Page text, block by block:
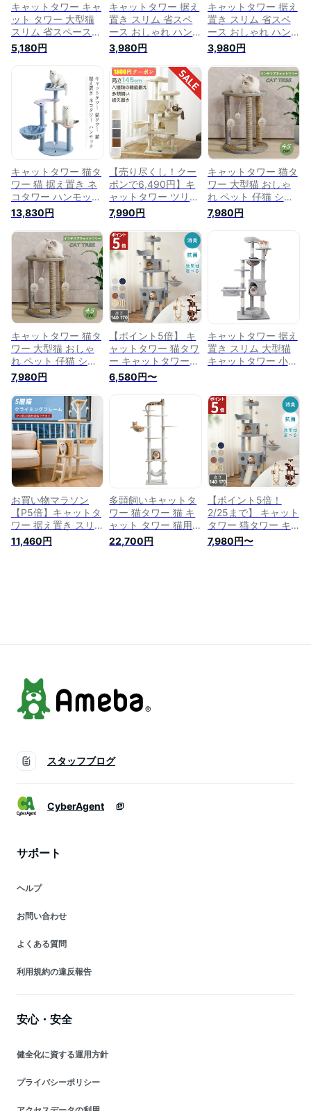
キャットタワー キャ
ット タワー 大型猫
スリム 省スペース
据え置き 猫タワー
キャットハウス 麻紐
猫 猫用品 爪とぎ 多
頭飼い 頑丈 キャッ
トタワースリム おし
ゃれ 爪研ぎ 運動不
5,180円
キャットタワー 据え
置き スリム 省スペ
ース おしゃれ ハン
モック付 高さ135cm
猫タワー キャットハ
ウス 爪とぎ 運動不
足 ストレス解消 猫
用品 ペット用品 頑
丈 安定 猫 ねこ 隠れ
家 多頭飼い 猫ハウ
ス おもちゃ 爪研ぎ
麻紐 子猫【送料無
料】
3,980円
キャットタワー 据え
置き スリム 省スペ
ース おしゃれ ハン
モック付 高さ130cm
猫タワー キャットハ
ウス 爪とぎ 運動不
足 ストレス解消 猫
用品 ペット用品 頑
丈 安定 猫 ねこ 隠れ
家 多頭飼い 猫ハウ
ス おもちゃ 爪研ぎ
麻紐 子猫【送料無
料】
3,980円
キャットタワー 猫タ
ワー 猫 据え置き ネ
コタワー ハンモック
タワー スリム 省ス
ペース 爪とぎ ポー
ル おもちゃ 大型 ハ
ウス コンパクト 多
頭 運動不足 ミニ ね
こ ネコ 爪研ぎ かわ
いい 多頭飼い 麻紐
子猫 大きい 猫キャ
ットランド
13,830円
【売り尽くし！クー
ポンで6,490円】キ
ャットタワー ツリー
ハウス おしゃれ 据
え置き 多頭飼い ハ
ンモック付き キャッ
トハウス 爪とぎ お
もちゃ 転倒防止 ペ
ット 木製 SGS FSC
認証 猫 ねこ タワー
麻紐 猫用品 ペット
用品 頑丈 安定 室内
運動不足 猫タワー
爪研ぎ 麻紐 ねこ
7,990円
キャットタワー 猫タ
ワー 大型猫 おしゃ
れ ペット 仔猫 シニ
ア 大型猫 猫用品 据
え置き 爪とぎ 運動
不足 子猫 大型 頑丈
ハンモック付 爪研ぎ
爪とぎ 麻 天然 Sサイ
7,980円
キャットタワー 猫タ
ワー 大型猫 おしゃ
れ ペット 仔猫 シニ
ア 大型猫 猫用品 据
え置き 爪とぎ 運動
不足 子猫 大型 頑丈
ハンモック付 爪研ぎ
爪とぎ 麻 天然 Sサイ
ズ
7,980円
【ポイント5倍】 キ
ャットタワー 猫タワ
ー キャットタワー
据え置き スリム 大
型猫 多頭飼い おし
ゃれ 抗菌 消臭 中型
大型 ハンモック付
かわいい おもちゃ
運動不足 安定 頑丈
爪とぎ 爪研ぎ 麻紐
子猫 シニア 省スペ
ース 送料無料 AIFY
6,580円〜
キャットタワー 据え
置き スリム 大型猫
キャットタワー 小型
運動不足 安定 頑丈
ねこ 猫 ネコ 多頭飼
い 麻紐 子猫 シニア
省スペース
60×50×155cm グレ
ー
お買い物マラソン
【P5倍】キャットタ
ワー 据え置き スリ
ム 大型猫 キャット
タワー 小型 かわい
11,460円
多頭飼いキャットタ
ワー 猫タワー 猫 キ
ャット タワー 猫用
品 据え置き 大型猫
爪とぎ おもちゃ ハ
22,700円
【ポイント5倍！
2/25まで】 キャット
タワー 猫タワー キ
ャットタワー 大型猫
多頭飼い おしゃれ
7,980円〜
スタッフブログ
CyberAgent
サポート
ヘルプ
お問い合わせ
よくある質問
利用規約の違反報告
安心・安全
健全化に資する運用方針
プライバシーポリシー